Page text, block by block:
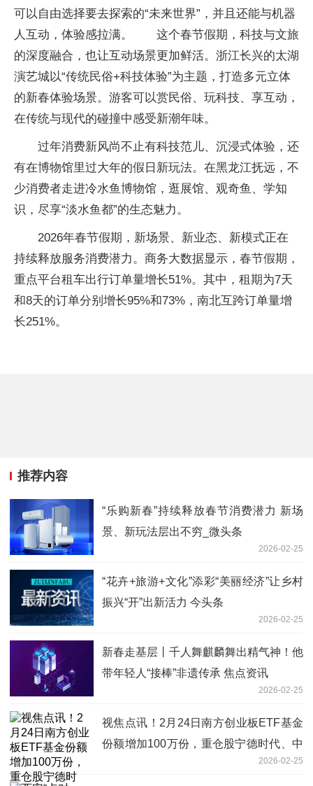
可以自由选择要去探索的“未来世界”，并且还能与机器
人互动，体验感拉满。 这个春节假期，科技与文旅
的深度融合，也让互动场景更加鲜活。浙江长兴的太湖
演艺城以“传统民俗+科技体验”为主题，打造多元立体
的新春体验场景。游客可以赏民俗、玩科技、享互动，
在传统与现代的碰撞中感受新潮年味。
过年消费新风尚不止有科技范儿、沉浸式体验，还
有在博物馆里过大年的假日新玩法。在黑龙江抚远，不
少消费者走进冷水鱼博物馆，逛展馆、观奇鱼、学知
识，尽享“淡水鱼都”的生态魅力。
2026年春节假期，新场景、新业态、新模式正在
持续释放服务消费潜力。商务大数据显示，春节假期，
重点平台租车出行订单量增长51%。其中，租期为7天
和8天的订单分别增长95%和73%，南北互跨订单量增
长251%。
推荐内容
“乐购新春”持续释放春节消费潜力 新场
景、新玩法层出不穷_微头条
2026-02-25
“花卉+旅游+文化”添彩“美丽经济”让乡村
振兴“开”出新活力 今头条
2026-02-25
新春走基层丨千人舞麒麟舞出精气神！他
带年轻人“接棒”非遗传承 焦点资讯
2026-02-25
视焦点讯！2月24日南方创业板ETF基金
份额增加100万份，重仓股宁德时代、中
2026-02-25